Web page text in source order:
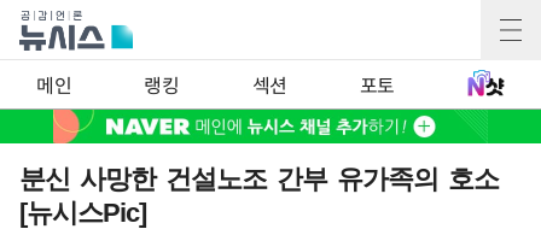
메인 랭킹 섹션 포토
분신 사망한 건설노조 간부 유가족의 호소
[뉴시스Pic]